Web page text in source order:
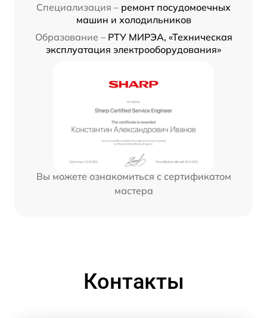
Специализация – ремонт посудомоечных
машин и холодильников
Образование – РТУ МИРЭА, «Техническая
эксплуатация электрооборудования»
Вы можете ознакомиться с сертификатом
мастера
Контакты